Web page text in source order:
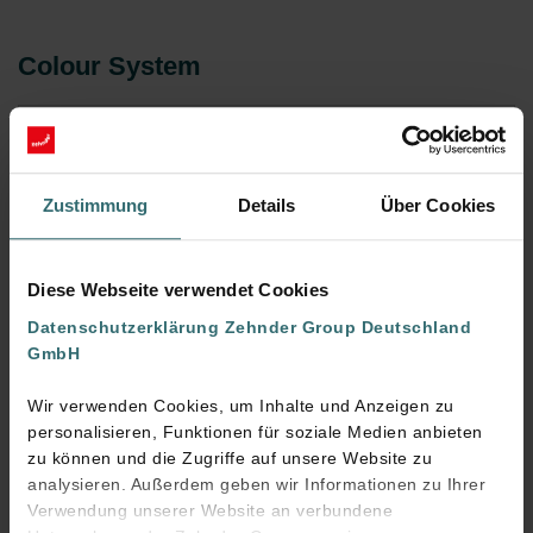
Zustimmung Details Über Cookies
Diese Webseite verwendet Cookies
Datenschutzerklärung Zehnder Group Deutschland
GmbH
Wir verwenden Cookies, um Inhalte und Anzeigen zu
personalisieren, Funktionen für soziale Medien anbieten
zu können und die Zugriffe auf unsere Website zu
analysieren. Außerdem geben wir Informationen zu Ihrer
Verwendung unserer Website an verbundene
Colour System